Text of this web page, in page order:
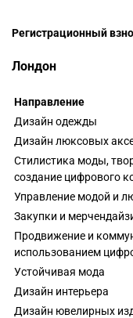
Регистрационный
Лондон
Направление
Дизайн одежды
Дизайн люксовых
Стилистика моды,
создание цифрового
Управление модой и
Закупки и
Продвижение и
использованием
Устойчивая мода
Дизайн интерьера
Дизайн ювелирных